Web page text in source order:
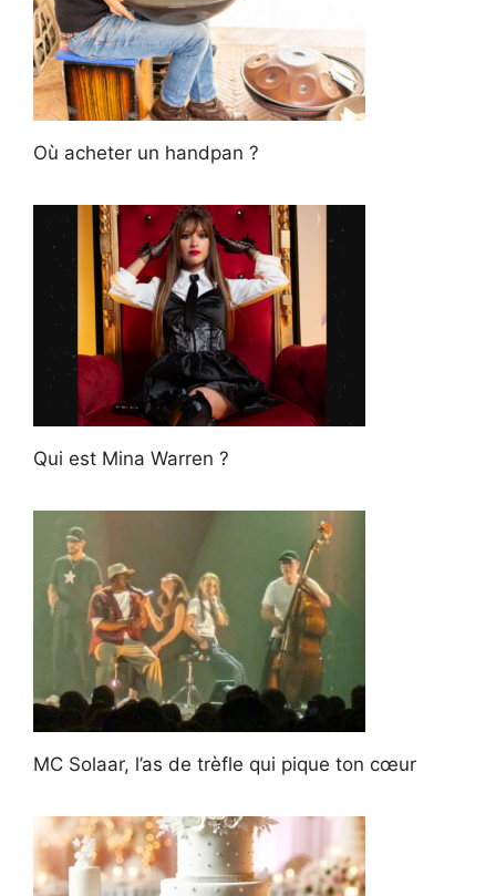
Où acheter un handpan ?
Qui est Mina Warren ?
MC Solaar, l’as de trèfle qui pique ton cœur